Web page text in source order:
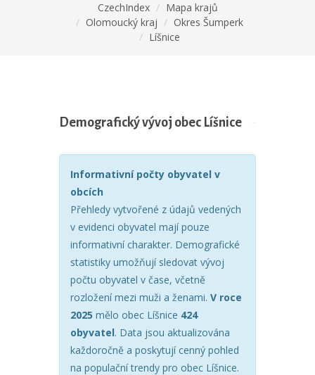
CzechIndex
Mapa krajů
Olomoucký kraj
Okres Šumperk
Líšnice
Demografický vývoj obec Líšnice
Informativní počty obyvatel v
obcích
Přehledy vytvořené z údajů vedených
v evidenci obyvatel mají pouze
informativní charakter. Demografické
statistiky umožňují sledovat vývoj
počtu obyvatel v čase, včetně
rozložení mezi muži a ženami. V roce
2025 mělo obec Líšnice 424
obyvatel. Data jsou aktualizována
každoročně a poskytují cenný pohled
na populační trendy pro obec Líšnice.